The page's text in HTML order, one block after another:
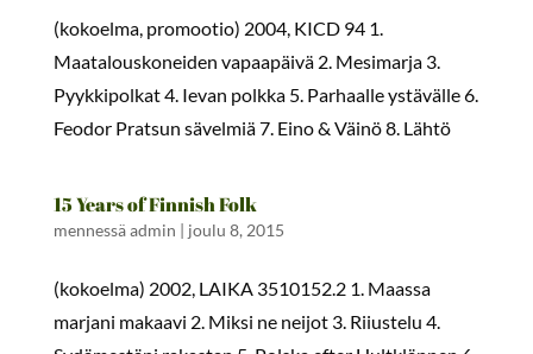
(kokoelma, promootio) 2004, KICD 94 1.
Maatalouskoneiden vapaapäivä 2. Mesimarja 3.
Pyykkipolkat 4. Ievan polkka 5. Parhaalle ystävälle 6.
Feodor Pratsun sävelmiä 7. Eino & Väinö 8. Lähtö
15 Years of Finnish Folk
mennessäadmin | joulu 8, 2015
(kokoelma) 2002, LAIKA 3510152.2 1. Maassa
marjani makaavi 2. Miksi ne neijot 3. Riiustelu 4.